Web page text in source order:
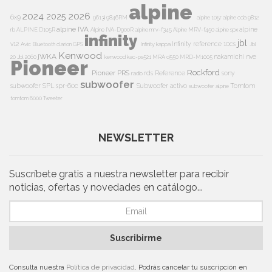
6x9 2024 2025 2026 9613i9846RM alpine alpine 105r alpine cda 9812
rbALPINE D105Ralpine IVA Alpine IVA-D900Ralpine mrv-f345Alpine MRV-f450alpine spxalpine
v12 Avic BluetoothclarionGPS infinity Infinity kappa Infinity reference 10cs jbl
Jbl
20 Jbl 2060 jWKA Kenwood kenwood kac-ps521 MRA d550 MRD-M1005 nakamichi nve
Pioneer Pioneer PRS radio rds Reference Rockford sony
subwoofer SPL spr-60c subwoofer Subwoofer activo subwoofer alpine Tomtom
tomtom 6000Tweeter
NEWSLETTER
Suscríbete gratis a nuestra newsletter para recibir
noticias, ofertas y novedades en catálogo...
Suscribirme
Consulta nuestra Política de privacidad. Podrás cancelar tu suscripción en